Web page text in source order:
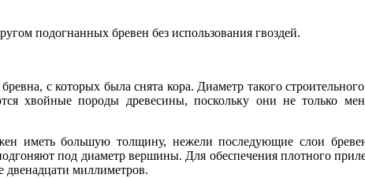
подогнанных бревен без использования гвоздей.
с которых была снята кора. Диаметр такого
хвойные породы древесины, поскольку они не только
иметь большую толщину, нежели последующие слои
под диаметр вершины. Для обеспечения плотного
миллиметров.